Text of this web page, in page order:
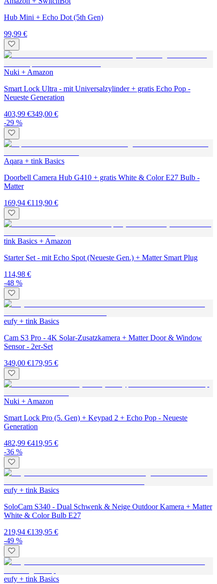
Hub Mini + Echo Dot (5th Gen)
99,99 €
Nuki + Amazon
Smart Lock Ultra - mit Universalzylinder + gratis Echo Pop -
Neueste Generation
403,99 €349,00 €
-29 %
Aqara + tink Basics
Doorbell Camera Hub G410 + gratis White & Color E27 Bulb -
Matter
169,94 €119,90 €
tink Basics + Amazon
Starter Set - mit Echo Spot (Neueste Gen.) + Matter Smart Plug
114,98 €
-48 %
eufy + tink Basics
Cam S3 Pro - 4K Solar-Zusatzkamera + Matter Door & Window
Sensor - 2er-Set
349,00 €179,95 €
Nuki + Amazon
Smart Lock Pro (5. Gen) + Keypad 2 + Echo Pop - Neueste
Generation
482,99 €419,95 €
-36 %
eufy + tink Basics
SoloCam S340 - Dual Schwenk & Neige Outdoor Kamera + Matter
White & Color Bulb E27
219,94 €139,95 €
-49 %
eufy + tink Basics